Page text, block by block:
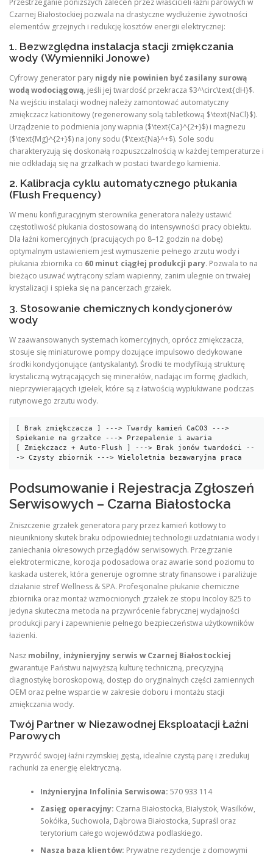
Przestrzeganie poniższych zaleceń przez właścicieli łaźni parowych w
Czarnej Białostockiej pozwala na drastyczne wydłużenie żywotności
elementów grzejnych i redukcję kosztów energii elektrycznej:
1. Bezwzględna instalacja stacji zmiękczania
wody (Wymienniki Jonowe)
Cyfrowy generator pary nigdy nie powinien być zasilany surową
wodą wodociągową, jeśli jej twardość przekracza $3^\circ\text{dH}$.
Na wejściu instalacji wodnej należy zamontować automatyczny
zmiękczacz kationitowy (regenerowany solą tabletkową $\text{NaCl}$).
Urządzenie to podmienia jony wapnia ($\text{Ca}^{2+}$) i magnezu
($\text{Mg}^{2+}$) na jony sodu ($\text{Na}^+$). Sole sodu
charakteryzują się doskonałą rozpuszczalnością w każdej temperaturze i
nie odkładają się na grzałkach w postaci twardego kamienia.
2. Kalibracja cyklu automatycznego płukania
(Flush Frequency)
W menu konfiguracyjnym sterownika generatora należy ustawić
częstotliwość płukania dostosowaną do intensywności pracy obiektu.
Dla łaźni komercyjnych (pracujących po 8–12 godzin na dobę)
optymalnym ustawieniem jest wymuszenie pełnego zrzutu wody i
płukania zbiornika co 60 minut ciągłej produkcji pary. Pozwala to na
bieżąco usuwać wytrącony szlam wapienny, zanim ulegnie on trwałej
krystalizacji i spieka się na pancerzach grzałek.
3. Stosowanie chemicznych kondycjonerów
wody
W zaawansowanych systemach komercyjnych, oprócz zmiękczacza,
stosuje się miniaturowe pompy dozujące impulsowo dedykowane
środki kondycjonujące (antyskalanty). Środki te modyfikują strukturę
krystaliczną wytrącających się minerałów, nadając im formę gładkich,
nieprzywierających igiełek, które są z łatwością wypłukiwane podczas
rutynowego zrzutu wody.
[ Brak zmiękczacza ] ---> Twardy kamień CaCO3 --->
Spiekanie na grzałce ---> Przepalenie i awaria
[ Zmiękczacz + Auto-Flush ] ---> Brak jonów twardości --
Podsumowanie i Rejestracja Zgłoszeń
Serwisowych – Czarna Białostocka
Zniszczenie grzałek generatora pary przez kamień kotłowy to
nieunikniony skutek braku odpowiedniej technologii uzdatniania wody i
zaniechania okresowych przeglądów serwisowych. Przegrzanie
elektrotermiczne, korozja podosadowa oraz awarie sond poziomu to
kaskada usterek, która generuje ogromne straty finansowe i paraliżuje
działanie stref Wellness & SPA. Profesjonalne płukanie chemiczne
zbiornika oraz montaż wzmocnionych grzałek ze stopu Incoloy 825 to
jedyna skuteczna metoda na przywrócenie fabrycznej wydajności
produkcji pary i zapewnienie pełnego bezpieczeństwa użytkowników
łazienki.
Nasz mobilny, inżynieryjny serwis w Czarnej Białostockiej
gwarantuje Państwu najwyższą kulturę techniczną, precyzyjną
diagnostykę boroskopową, dostęp do oryginalnych części zamiennych
OEM oraz pełne wsparcie w zakresie doboru i montażu stacji
zmiękczania wody.
Twój Partner w Niezawodnej Eksploatacji Łaźni
Parowych
Przywróć swojej łaźni rzymskiej gęstą, idealnie czystą parę i zredukuj
rachunki za energię elektryczną.
Inżynieryjna Infolinia Serwisowa: 570 933 114
Zasięg operacyjny: Czarna Białostocka, Białystok, Wasilków,
Sokółka, Suchowola, Dąbrowa Białostocka, Supraśl oraz
terytorium całego województwa podlaskiego.
Nasza baza klientów: Prywatne rezydencje z domowymi